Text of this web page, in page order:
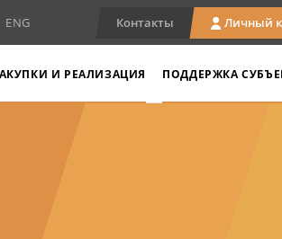
ENG Контакты Личный
И РЕАЛИЗАЦИЯ ПОДДЕРЖКА